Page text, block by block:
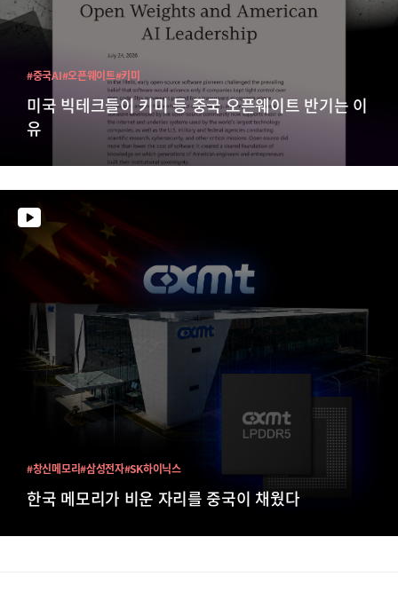
미국 빅테크들이 키미 등 중국 오픈웨이트 반기는 이
유
#중국AI#오픈웨이트#키미
한국 메모리가 비운 자리를 중국이 채웠다
#창신메모리#삼성전자#SK하이닉스